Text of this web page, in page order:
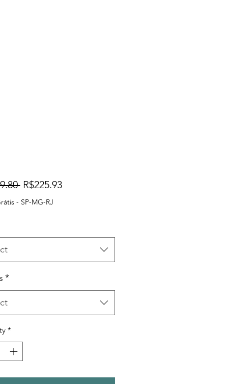
Regular
Price
R$225.93Sale
- SP-MG-RJ
*
*